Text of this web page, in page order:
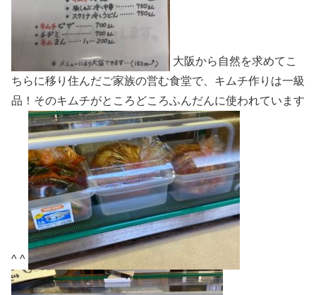
大阪から自然を求めてこ
ちらに移り住んだご家族の営む食堂で、キムチ作りは一級
品！そのキムチがところどころふんだんに使われています
^ ^